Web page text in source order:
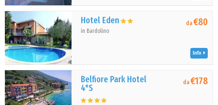
Hotel Eden
in Bardolino
da€80
Info
Belfiore Park Hotel
4*S
da€178